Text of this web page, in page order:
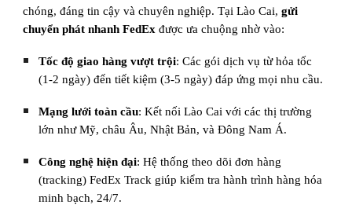
chóng, đáng tin cậy và chuyên nghiệp. Tại Lào Cai,gửi
chuyển phát nhanh FedEx được ưa chuộng nhờ vào:
Tốc độ giao hàng vượt trội: Các gói dịch vụ từ hỏa tốc
(1-2 ngày) đến tiết kiệm (3-5 ngày) đáp ứng mọi nhu cầu.
Mạng lưới toàn cầu: Kết nối Lào Cai với các thị trường
lớn như Mỹ, châu Âu, Nhật Bản, và Đông Nam Á.
Công nghệ hiện đại: Hệ thống theo dõi đơn hàng
(tracking) FedEx Track giúp kiểm tra hành trình hàng hóa
minh bạch, 24/7.